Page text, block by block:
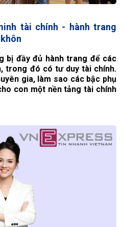
tài chính - hành trang
bị đầy đủ hành trang để các
trong đó có tư duy tài chính.
gia, làm sao các bậc phụ
con một nền tảng tài chính